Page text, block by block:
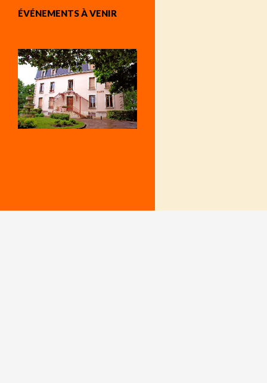
ÉVÉNEMENTS À VENIR